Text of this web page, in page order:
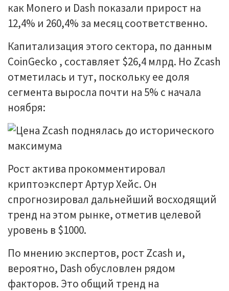
как Monero и Dash показали прирост на
12,4% и 260,4% за месяц соответственно.
Капитализация этого сектора, по данным
CoinGecko , составляет $26,4 млрд. Но Zcash
отметилась и тут, поскольку ее доля
сегмента выросла почти на 5% с начала
ноября:
Рост актива прокомментировал
криптоэксперт Артур Хейс. Он
спрогнозировал дальнейший восходящий
тренд на этом рынке, отметив целевой
уровень в $1000.
По мнению экспертов, рост Zcash и,
вероятно, Dash обусловлен рядом
факторов. Это общий тренд на